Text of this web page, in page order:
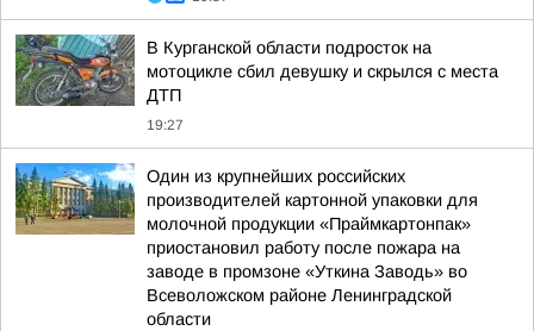
В Курганской области подросток на
мотоцикле сбил девушку и скрылся с места
ДТП
19:27
Один из крупнейших российских
производителей картонной упаковки для
молочной продукции «Праймкартонпак»
приостановил работу после пожара на
заводе в промзоне «Уткина Заводь» во
Всеволожском районе Ленинградской
области